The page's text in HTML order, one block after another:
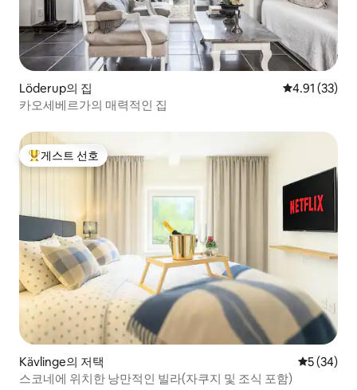
Löderup의 집 평점 4.91점
4.91 (33)
카오세베르가의 매력적인 집
상위 게스트 선호
게스트 선호
Kävlinge의 저택 평점 5점(5
5 (34)
스코네에 위치한 낭만적인 빌라(자쿠지 및 조식 포함)